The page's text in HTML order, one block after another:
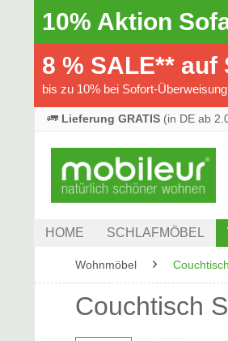
10% Aktion
8 % SALE**
bis zu 10% bei Sofort-
Lieferung GRATIS (in DE ab
HOME SCHLAFMÖBEL
Wohnmöbel
Couchtisch